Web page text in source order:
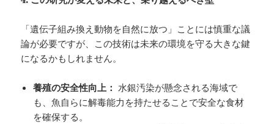
「遺伝子組み換え動物を自然に放つ」ことには慎重な議
論が必要ですが、この技術は未来の環境を守る大きな鍵
になるかもしれません。
養殖の安全性向上： 水銀汚染が懸念される海域で
も、魚自らに解毒能力を持たせることで安全な食材
を確保する。